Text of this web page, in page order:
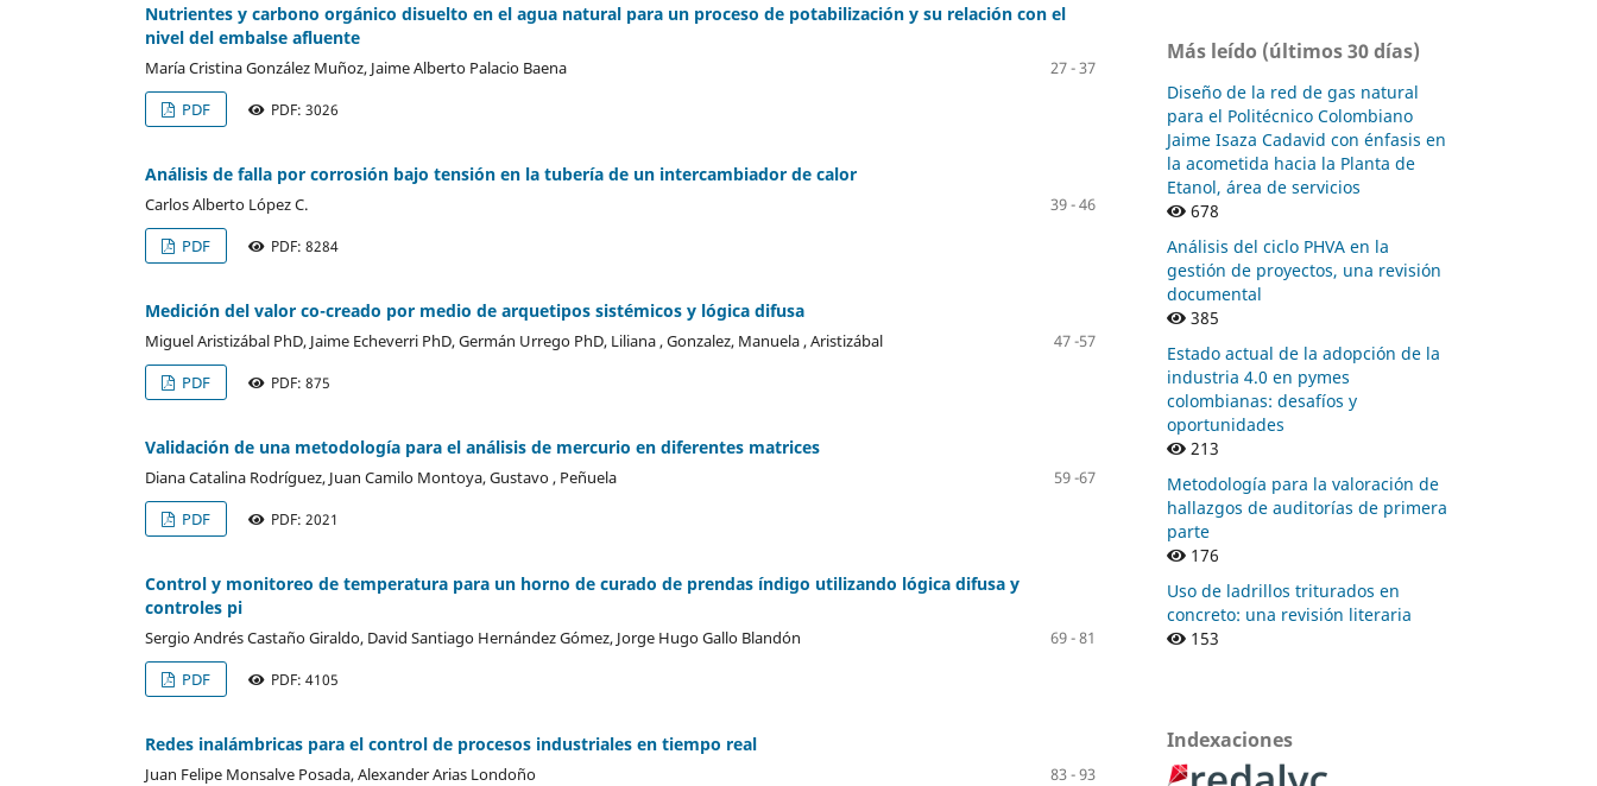
Nutrientes y carbono orgánico disuelto en el agua natural para un proceso de potabilización y su relación con el
nivel del embalse afluente
María Cristina González Muñoz, Jaime Alberto Palacio Baena
27 - 37
PDF
PDF: 3026
Análisis de falla por corrosión bajo tensión en la tubería de un intercambiador de calor
Carlos Alberto López C.
39 - 46
PDF
PDF: 8284
Medición del valor co-creado por medio de arquetipos sistémicos y lógica difusa
Miguel Aristizábal PhD, Jaime Echeverri PhD, Germán Urrego PhD, Liliana , Gonzalez, Manuela , Aristizábal
47 -57
PDF
PDF: 875
Validación de una metodología para el análisis de mercurio en diferentes matrices
Diana Catalina Rodríguez, Juan Camilo Montoya, Gustavo , Peñuela
59 -67
PDF
PDF: 2021
Control y monitoreo de temperatura para un horno de curado de prendas índigo utilizando lógica difusa y
controles pi
Sergio Andrés Castaño Giraldo, David Santiago Hernández Gómez, Jorge Hugo Gallo Blandón
69 - 81
PDF
PDF: 4105
Redes inalámbricas para el control de procesos industriales en tiempo real
Juan Felipe Monsalve Posada, Alexander Arias Londoño
83 - 93
Más leído (últimos 30 días)
Diseño de la red de gas natural
para el Politécnico Colombiano
Jaime Isaza Cadavid con énfasis en
la acometida hacia la Planta de
Etanol, área de servicios
678
Análisis del ciclo PHVA en la
gestión de proyectos, una revisión
documental
385
Estado actual de la adopción de la
industria 4.0 en pymes
colombianas: desafíos y
oportunidades
213
Metodología para la valoración de
hallazgos de auditorías de primera
parte
176
Uso de ladrillos triturados en
concreto: una revisión literaria
153
Indexaciones